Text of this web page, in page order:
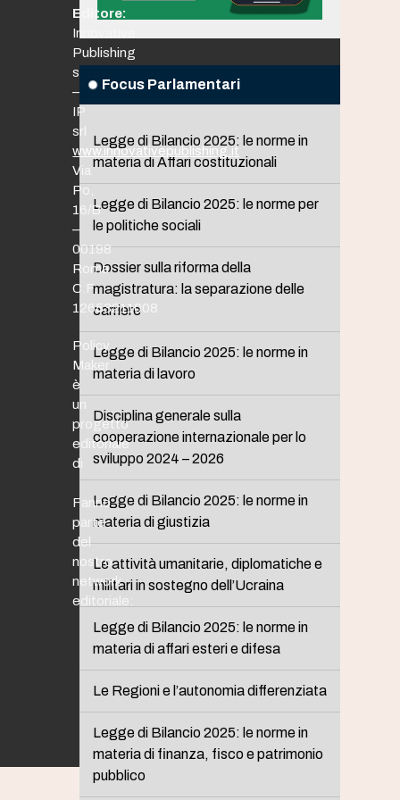
Focus Parlamentari
Legge di Bilancio 2025: le norme in
materia di Affari costituzionali
Legge di Bilancio 2025: le norme per
le politiche sociali
Dossier sulla riforma della
magistratura: la separazione delle
carriere
Legge di Bilancio 2025: le norme in
materia di lavoro
Disciplina generale sulla
cooperazione internazionale per lo
sviluppo 2024 – 2026
Legge di Bilancio 2025: le norme in
materia di giustizia
Le attività umanitarie, diplomatiche e
militari in sostegno dell’Ucraina
Legge di Bilancio 2025: le norme in
materia di affari esteri e difesa
Le Regioni e l’autonomia differenziata
Legge di Bilancio 2025: le norme in
materia di finanza, fisco e patrimonio
pubblico
Editore:
Innovative
Publishing
srl
–
IP
srl
www.innovativepublishing.it
Via
Po,
16/B
–
00198
Roma
C.F.
12653211008
Policy
Maker
è
un
progetto
editoriale
di
Fanno
parte
del
nostro
network
editoriale: